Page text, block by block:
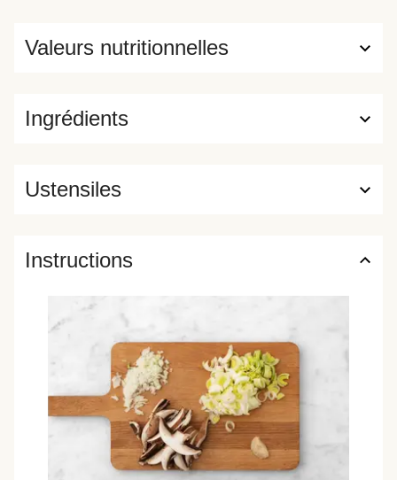
Ingrédients
Valeurs nutritionnelles
Ustensiles
Instructions